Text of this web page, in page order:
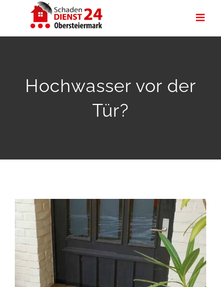
Hochwasser vor der
Tür?